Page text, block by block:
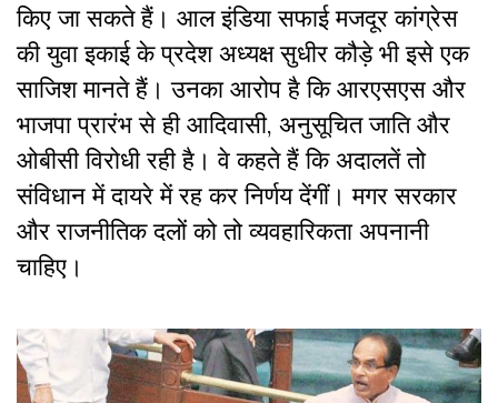
किए जा सकते हैं। आल इंडिया सफाई मजदूर कांग्रेस
की युवा इकाई के प्रदेश अध्यक्ष सुधीर कौड़े भी इसे एक
साजिश मानते हैं। उनका आरोप है कि आरएसएस और
भाजपा प्रारंभ से ही आदिवासी, अनुसूचित जाति और
ओबीसी विरोधी रही है। वे कहते हैं कि अदालतें तो
संविधान में दायरे में रह कर निर्णय देंगीं। मगर सरकार
और राजनीतिक दलों को तो व्यवहारिकता अपनानी
चाहिए।